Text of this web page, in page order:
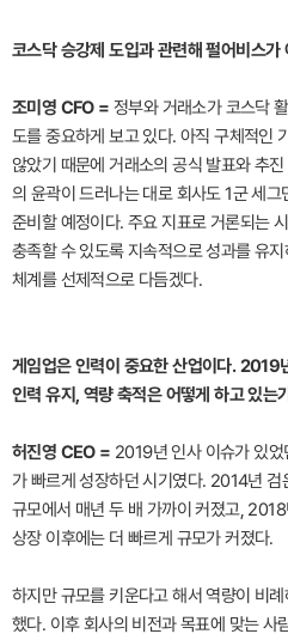
코스닥 승강제 도입과 관련해 펄어비스
조미영 CFO = 정부와 거래소가 코스닥
도를 중요하게 보고 있다. 아직 구체적인
않았기 때문에 거래소의 공식 발표와 추
의 윤곽이 드러나는 대로 회사도 1군 세
준비할 예정이다. 주요 지표로 거론되는
충족할 수 있도록 지속적으로 성과를 유
체계를 선제적으로 다듬겠다.
게임업은 인력이 중요한 산업이다. 2019
인력 유지, 역량 축적은 어떻게 하고 있는
허진영 CEO = 2019년 인사 이슈가 있
가 빠르게 성장하던 시기였다. 2014년
규모에서 매년 두 배 가까이 커졌고,
상장 이후에는 더 빠르게 규모가 커졌다.
하지만 규모를 키운다고 해서 역량이 비
했다. 이후 회사의 비전과 목표에 맞는 사